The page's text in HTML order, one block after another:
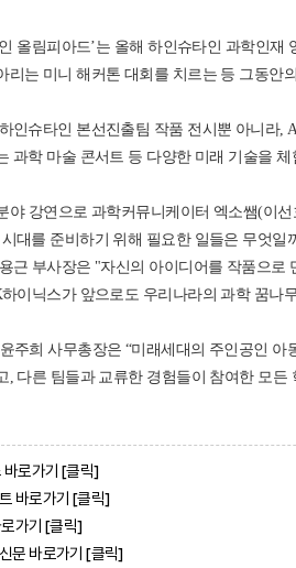
인 올림피아드’는 올해 하인슈타인 과학인
리는 미니 해커톤 대회를 치르는 등 그동안
인슈타인 본선진출팀 작품 전시뿐 아니라,
과학 마술 콘서트 등 다양한 미래 기술을
야 강연으로 과학커뮤니케이터 엑소쌤(이
대를 준비하기 위해 필요한 일들은 무엇일
근 부사장은 "자신의 아이디어를 작품으
이닉스가 앞으로도 우리나라의 과학 꿈
주희 사무총장은 “미래세대의 주인공인
, 다른 팀들과 교류한 경험들이 참여한 모
바로가기 [클릭]
바로가기 [클릭]
가기 [클릭]
문 바로가기 [클릭]